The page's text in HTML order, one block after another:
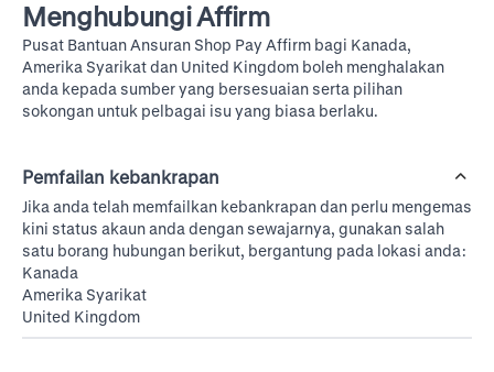
Menghubungi Affirm
Pusat Bantuan Ansuran Shop Pay Affirm bagi Kanada,
Amerika Syarikatdan United Kingdom boleh menghalakan
anda kepada sumber yang bersesuaian serta pilihan
sokongan untuk pelbagai isu yang biasa berlaku.
Pemfailan kebankrapan
Jika anda telah memfailkan kebankrapan dan perlu mengemas
kini status akaun anda dengan sewajarnya, gunakan salah
satu borang hubungan berikut, bergantung pada lokasi anda:
Kanada
Amerika Syarikat
United Kingdom